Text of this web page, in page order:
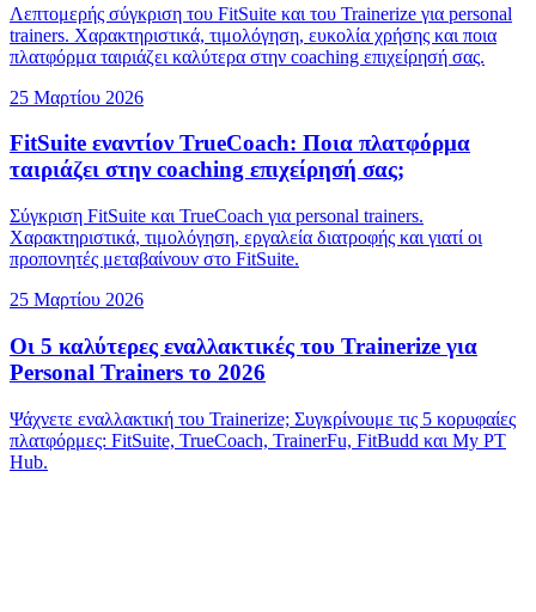
Λεπτομερής σύγκριση του FitSuite και του Trainerize για personal
trainers. Χαρακτηριστικά, τιμολόγηση, ευκολία χρήσης και ποια
πλατφόρμα ταιριάζει καλύτερα στην coaching επιχείρησή σας.
25 Μαρτίου 2026
FitSuite εναντίον TrueCoach: Ποια πλατφόρμα
ταιριάζει στην coaching επιχείρησή σας;
Σύγκριση FitSuite και TrueCoach για personal trainers.
Χαρακτηριστικά, τιμολόγηση, εργαλεία διατροφής και γιατί οι
προπονητές μεταβαίνουν στο FitSuite.
25 Μαρτίου 2026
Οι 5 καλύτερες εναλλακτικές του Trainerize για
Personal Trainers το 2026
Ψάχνετε εναλλακτική του Trainerize; Συγκρίνουμε τις 5 κορυφαίες
πλατφόρμες: FitSuite, TrueCoach, TrainerFu, FitBudd και My PT
Hub.